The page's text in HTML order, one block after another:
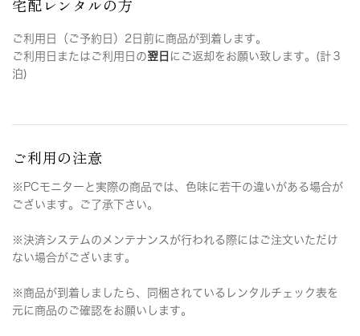
宅配レンタルの方
ご利用日（ご予約日）2日前に商品が到着します。
ご利用日またはご利用日の翌日 にご返却をお願い致します。(計３
泊)
ご利用の注意
※PCモニターと実際の商品では、色味に若干の違いがある場合が
ございます。ご了承下さい。
※決済システムのメンテナンスが行われる際にはご注文いただけ
ない場合がございます。
※商品が到着しましたら、同梱されているレンタルチェック表を
元に商品のご確認をお願いします。